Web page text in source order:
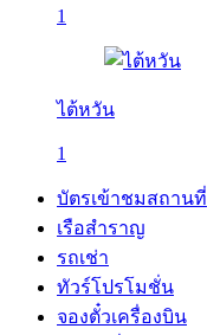
1
ไต้หวัน
1
บัตรเข้าชมสถานที่
เรือสำราญ
รถเช่า
ทัวร์โปรโมชั่น
จองตั๋วเครื่องบิน